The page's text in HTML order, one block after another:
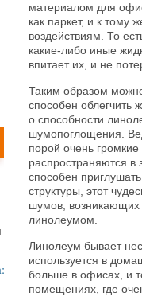
материалом для
как паркет, и к тому
воздействиям. То
какие-либо иные
впитает их, и не
Таким образом
способен облегчить
о способности
шумопоглощения.
порой очень громкие
распространяются в
способен
структуры, этот
шумов, возникающих
линолеумом.
Линолеум бывает
используется в
больше в офисах, и
помещениях, где